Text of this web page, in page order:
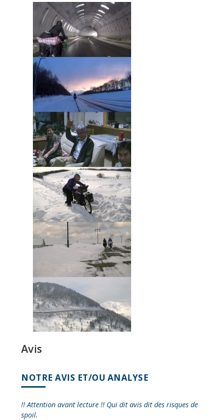
Avis
NOTRE AVIS ET/OU ANALYSE
!! Attention avant lecture !! Qui dit avis dit des risques de
spoil.